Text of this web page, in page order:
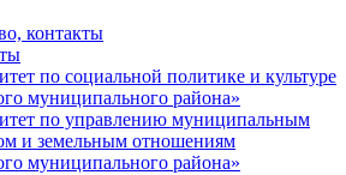
контакты
по социальной политике и культуре
муниципального района»
по управлению муниципальным
и земельным отношениям
муниципального района»